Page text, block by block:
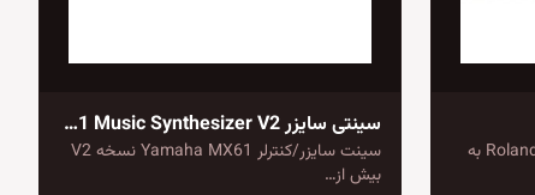
وارث JX-3P: سینتی سایزر Roland JX-03 به
سینتی سایزر Yamaha MX61 Music Synthesizer V2
سینت سایزر/کنترلر Yamaha MX61 نسخه V2
بیش از…